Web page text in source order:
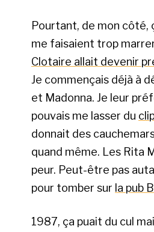
Pourtant, de mon côté,
me faisaient trop
Clotaire allait devenir
Je commençais déjà à
et Madonna. Je leur
pouvais me lasser du
donnait des
quand même. Les Rita
peur. Peut-être pas
pour tomber sur la pub
1987, ça puait du cul